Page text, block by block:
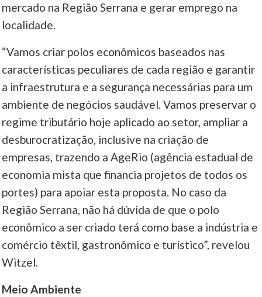
mercado na Região Serrana e gerar emprego na
localidade.
“Vamos criar polos econômicos baseados nas
características peculiares de cada região e garantir
a infraestrutura e a segurança necessárias para um
ambiente de negócios saudável. Vamos preservar o
regime tributário hoje aplicado ao setor, ampliar a
desburocratização, inclusive na criação de
empresas, trazendo a AgeRio (agência estadual de
economia mista que financia projetos de todos os
portes) para apoiar esta proposta. No caso da
Região Serrana, não há dúvida de que o polo
econômico a ser criado terá como base a indústria e
comércio têxtil, gastronômico e turístico”, revelou
Witzel.
Meio Ambiente